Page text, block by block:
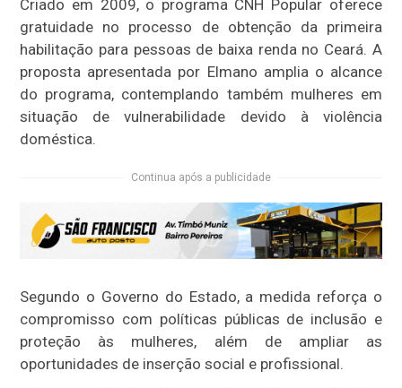
Criado em 2009, o programa CNH Popular oferece
gratuidade no processo de obtenção da primeira
habilitação para pessoas de baixa renda no Ceará. A
proposta apresentada por Elmano amplia o alcance
do programa, contemplando também mulheres em
situação de vulnerabilidade devido à violência
doméstica.
Continua após a publicidade
Segundo o Governo do Estado, a medida reforça o
compromisso com políticas públicas de inclusão e
proteção às mulheres, além de ampliar as
oportunidades de inserção social e profissional.